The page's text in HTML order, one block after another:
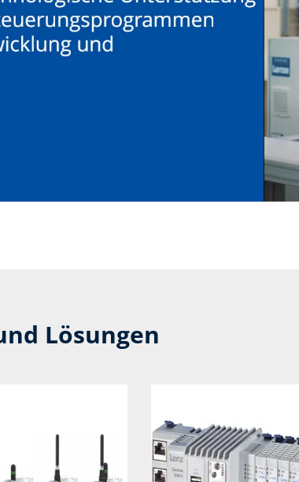
Lösungen